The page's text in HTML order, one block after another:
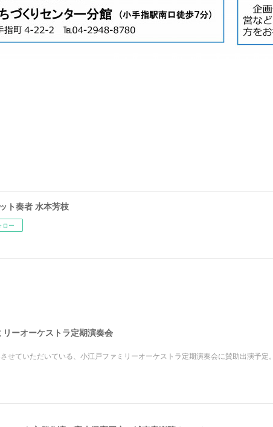
ト奏者 水本芳枝
ロー
ーオーケストラ定期演奏会
せていただいている、小江戸ファミリーオーケストラ定期演奏会に賛助出演予定。